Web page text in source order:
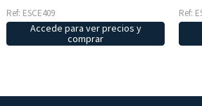
Ref: ESCE409
Accede para ver precios y
comprar
Ref: